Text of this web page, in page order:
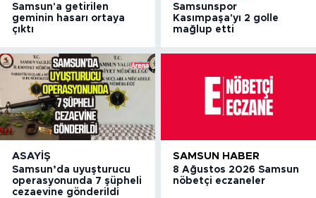
Samsun'a getirilen
geminin hasarı ortaya
çıktı
Samsunspor
Kasımpaşa'yı 2 golle
mağlup etti
ASAYIŞ
Samsun’da uyuşturucu
operasyonunda 7 şüpheli
cezaevine gönderildi
SAMSUN HABER
8 Ağustos 2026 Samsun
nöbetçi eczaneler